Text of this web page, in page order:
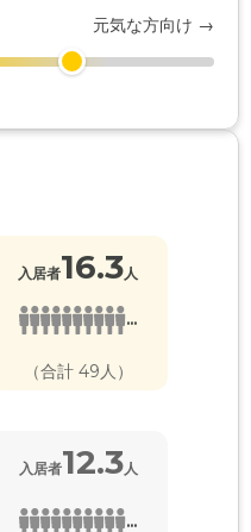
元気な方向け →
入居者16.3 人
...
（合計 49人）
入居者12.3人
...